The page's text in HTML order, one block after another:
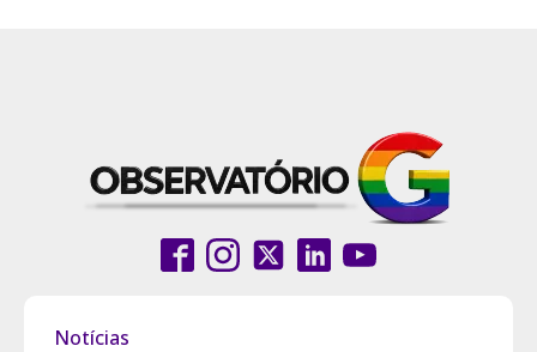
Notícias